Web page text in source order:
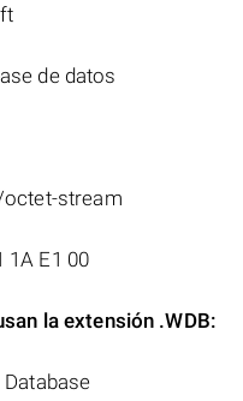
de datos
stream
1A E1 00
la extensión .WDB: